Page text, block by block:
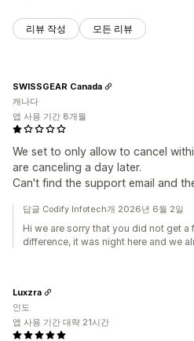
리뷰 작성 모든 리뷰
We set to only allow to cancel
are canceling a day later.
Can't find the support email and
SWISSGEAR Canada
캐나다
앱 사용 기간 8개월
답글 Codify Infotech개 2026년 6월 2일
Hi we are sorry that you did not get
difference, it was night here and we
Luxzra
인도
앱 사용 기간 대략 21시간